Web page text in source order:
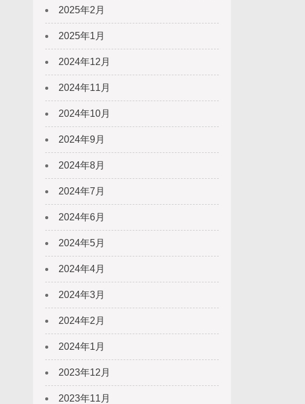
2025年2月
2025年1月
2024年12月
2024年11月
2024年10月
2024年9月
2024年8月
2024年7月
2024年6月
2024年5月
2024年4月
2024年3月
2024年2月
2024年1月
2023年12月
2023年11月